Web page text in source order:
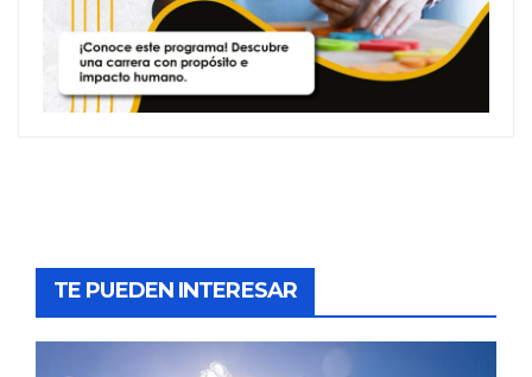
TE PUEDEN INTERESAR